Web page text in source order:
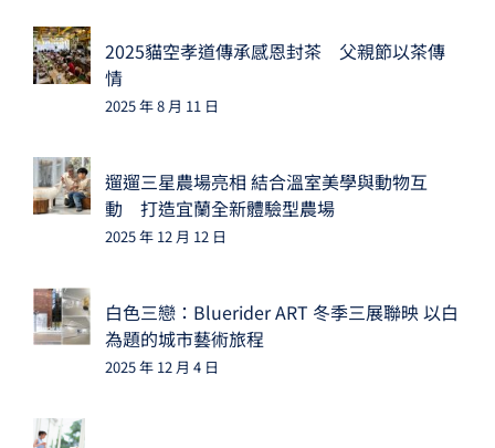
2025貓空孝道傳承感恩封茶 父親節以茶傳
情
2025 年 8 月 11 日
遛遛三星農場亮相 結合溫室美學與動物互
動 打造宜蘭全新體驗型農場
2025 年 12 月 12 日
白色三戀：Bluerider ART 冬季三展聯映 以白
為題的城市藝術旅程
2025 年 12 月 4 日